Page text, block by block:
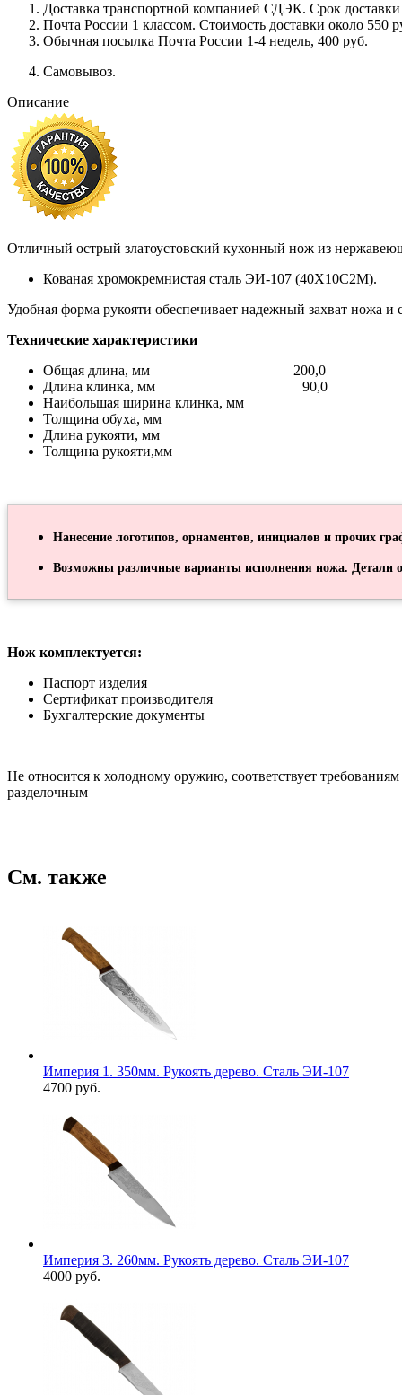
Доставка транспортной компанией СДЭК. Срок
Почта России 1 классом. Cтоимость доставки около 550
Обычная посылка Почта России 1-4 недель, 400 руб.
Самовывоз.
Описание
Отличный острый златоустовский кухонный нож из
Кованая хромокремнистая сталь ЭИ-107 (40Х10С2М).
Удобная форма рукояти обеспечивает надежный захват ножа
Технические характеристики
Общая длина, мм 200,0
Длина клинка, мм 90,0
Наибольшая ширина клинка, мм
Толщина обуха, мм
Длина рукояти, мм
Толщина рукояти,мм
Нанесение логотипов, орнаментов, инициалов и прочих
Возможны различные варианты исполнения ножа. Детали
Нож комплектуется:
Паспорт изделия
Сертификат производителя
Бухгалтерские документы
Не относится к холодному оружию, соответствует
разделочным
См. также
Империя 1. 350мм. Рукоять дерево. Сталь ЭИ-107
4700 руб.
Империя 3. 260мм. Рукоять дерево. Сталь ЭИ-107
4000 руб.